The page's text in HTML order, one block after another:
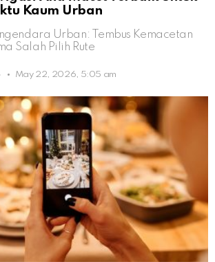
Kaum Urban
Urban: Tembus Kemacetan
Salah Pilih Rute
May 22, 2026, 5:05 am